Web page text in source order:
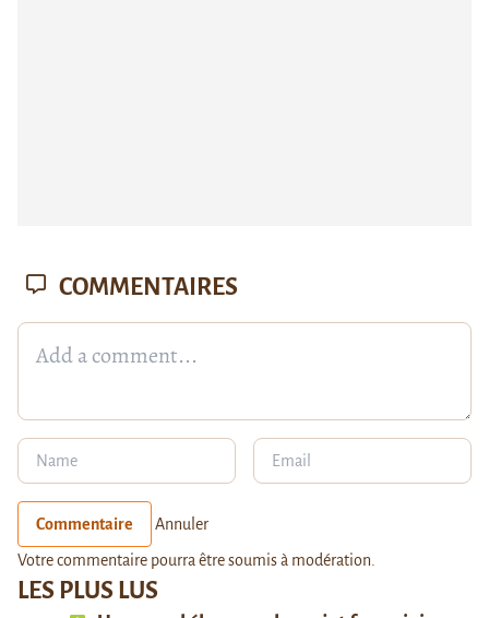
LES PLUS LUS
COMMENTAIRES
Commentaire Annuler
Votre commentaire pourra être soumis à modération.